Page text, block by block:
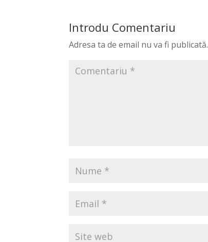
Introdu Comentariu
Adresa ta de email nu va fi publicată.